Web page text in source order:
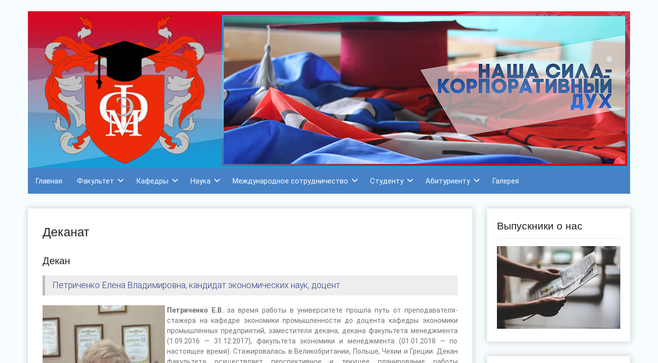
Главная Факультет Кафедры Наука Международное сотрудничество Студенту Абитуриенту Галерея
Деканат
Декан
Петриченко Елена Владимировна, кандидат экономических наук, доцент
Петриченко Е.В. за время работы в университете прошла путь от преподавателя-
стажера на кафедре экономики промышленности до доцента кафедры экономики
промышленных предприятий, заместителя декана, декана факультета менеджмента
(1.09.2016 — 31.12.2017), факультета экономики и менеджмента (01.01.2018 — по
настоящее время). Стажировалась в Великобритании, Польше, Чехии и Греции. Декан
Выпускники о нас